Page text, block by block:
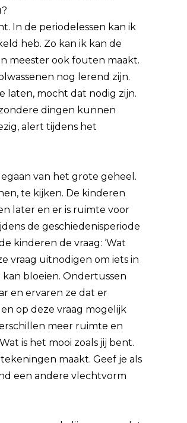
In de periodelessen kan ik
heb. Zo kan ik kan de
meester ook fouten maakt.
nog lerend zijn.
laten, mocht dat nodig zijn.
dingen kunnen
alert tijdens het
van het grote geheel.
te kijken. De kinderen
later en er is ruimte voor
de geschiedenisperiode
kinderen de vraag: ‘Wat
vraag uitnodigen om iets in
bloeien. Ondertussen
en ervaren ze dat er
op deze vraag mogelijk
meer ruimte en
is het mooi zoals jij bent.
maakt. Geef je als
een andere vlechtvorm